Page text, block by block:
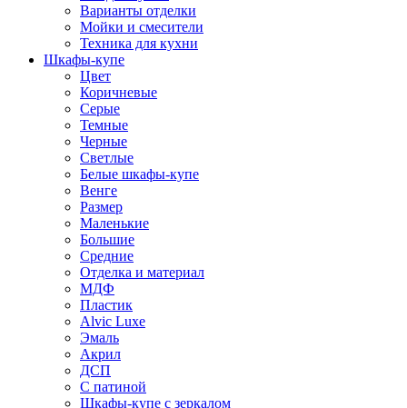
Варианты отделки
Мойки и смесители
Техника для кухни
Шкафы-купе
Цвет
Коричневые
Серые
Темные
Черные
Светлые
Белые шкафы-купе
Венге
Размер
Маленькие
Большие
Средние
Отделка и материал
МДФ
Пластик
Alvic Luxe
Эмаль
Акрил
ДСП
С патиной
Шкафы-купе с зеркалом